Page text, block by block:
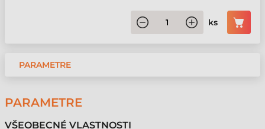
ks
PARAMETRE
PARAMETRE
VŠEOBECNÉ VLASTNOSTI